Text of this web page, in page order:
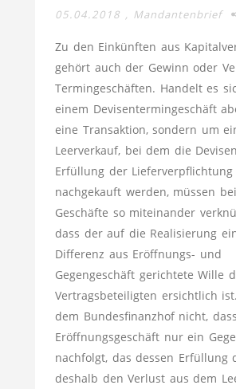
05.04.2018 , Mandantenbrief
Zu den Einkünften aus
gehört auch der Gewinn oder
Termingeschäften. Handelt es
einem Devisentermingeschäft
eine Transaktion, sondern um
Leerverkauf, bei dem die
Erfüllung der
nachgekauft werden, müssen
Geschäfte so miteinander
dass der auf die Realisierung
Differenz aus Eröffnungs- und
Gegengeschäft gerichtete Wille
Vertragsbeteiligten ersichtlich
dem Bundesfinanzhof nicht,
Eröffnungsgeschäft nur ein
nachfolgt, das dessen Erfüllung
deshalb den Verlust aus dem